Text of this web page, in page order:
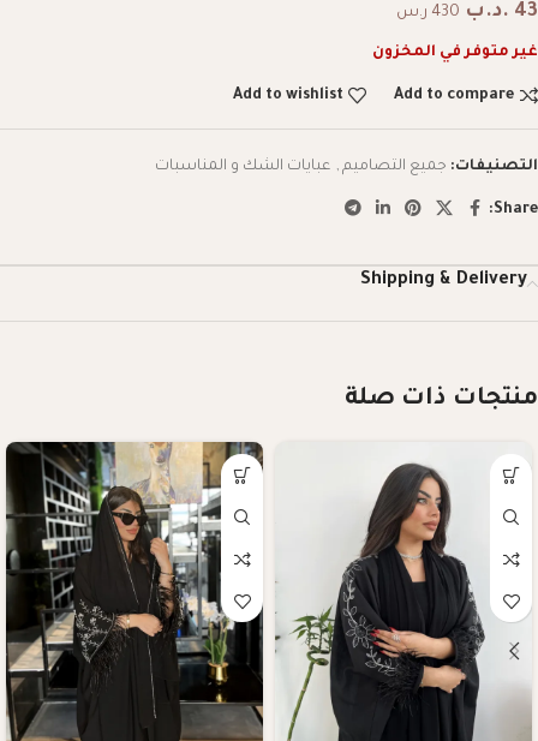
43 .د.ب 430 ر.س
غير متوفر في المخزون
Add to compare
Add to wishlist
التصنيفات: جميع التصاميم , عبايات الشك و المناسبات
Share:
Shipping & Delivery
منتجات ذات صلة